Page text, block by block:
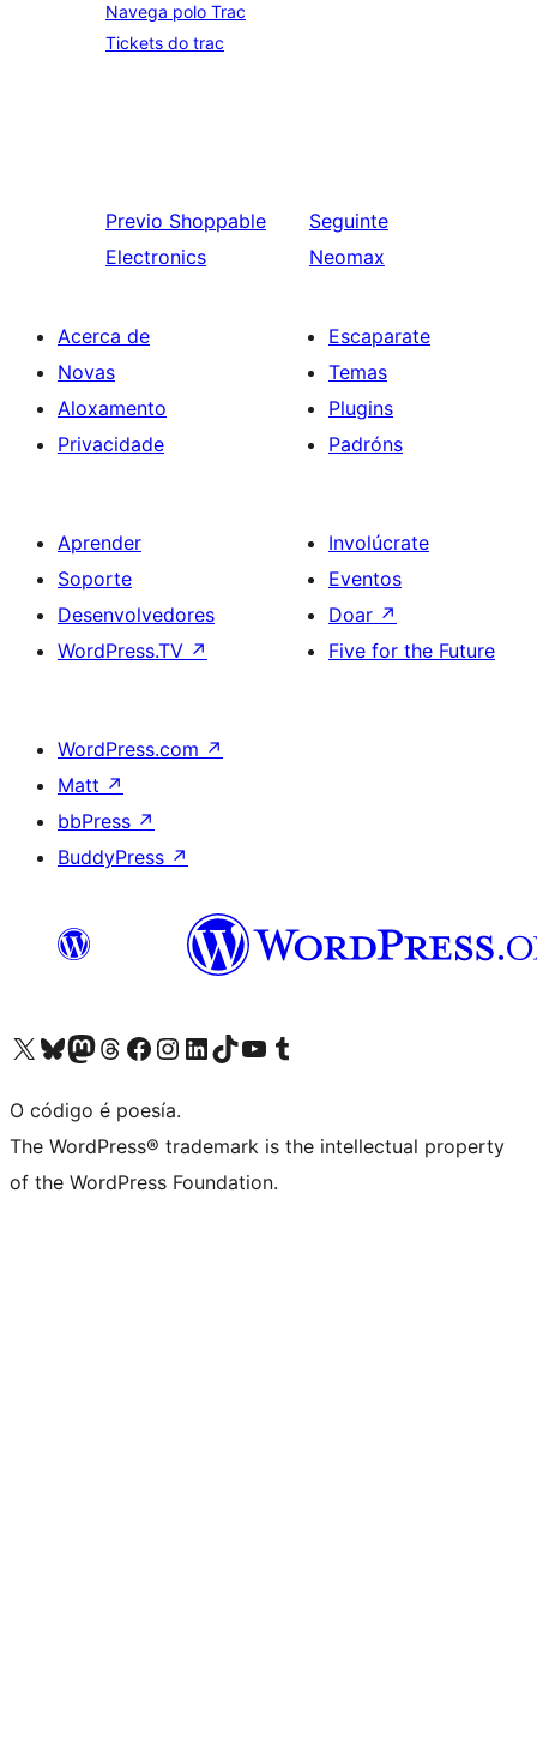
Navega polo Trac
Tickets do trac
Previo Shoppable
Electronics
Seguinte
Neomax
Acerca de
Novas
Aloxamento
Privacidade
Escaparate
Temas
Plugins
Padróns
Aprender
Soporte
Desenvolvedores
WordPress.TV ↗
Involúcrate
Eventos
Doar ↗
Five for the Future
WordPress.com ↗
Matt ↗
bbPress ↗
BuddyPress ↗
Visita la cuenta de X (anteriormente Twitter)
Visita a nosa conta de Bluesky
Visita a nosa conta de Mastodon
Visita a nosa conta de Threads
Visita a nosa páxina de Facebook
Visita a nosa conta de Instagram
Visita a nosa conta de LinkedIn
Visita a nosa conta de TikTok
Visita a nosa canle de YouTube
Visita a nosa conta de Tumblr
O código é poesía.
The WordPress® trademark is the intellectual property
of the WordPress Foundation.